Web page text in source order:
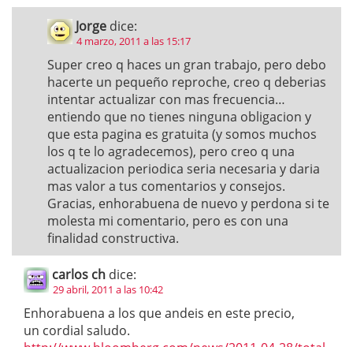
Jorge dice:
4 marzo, 2011 a las 15:17
Super creo q haces un gran trabajo, pero debo
hacerte un pequeño reproche, creo q deberias
intentar actualizar con mas frecuencia…
entiendo que no tienes ninguna obligacion y
que esta pagina es gratuita (y somos muchos
los q te lo agradecemos), pero creo q una
actualizacion periodica seria necesaria y daria
mas valor a tus comentarios y consejos.
Gracias, enhorabuena de nuevo y perdona si te
molesta mi comentario, pero es con una
finalidad constructiva.
carlos ch dice:
29 abril, 2011 a las 10:42
Enhorabuena a los que andeis en este precio,
un cordial saludo.